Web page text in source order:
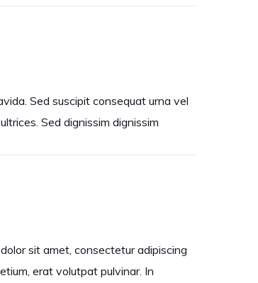
Sed suscipit consequat urna vel
Sed dignissim dignissim
sit amet, consectetur adipiscing
erat volutpat pulvinar. In